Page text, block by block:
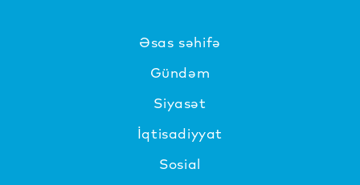
Əsas səhifə
Gündəm
Siyasət
İqtisadiyyat
Sosial